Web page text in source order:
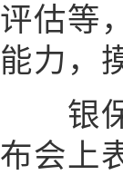
评估等
能力，
银保
布会上